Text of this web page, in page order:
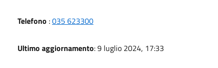
Telefono :035 623300
Ultimo aggiornamento: 9 luglio 2024, 17:33